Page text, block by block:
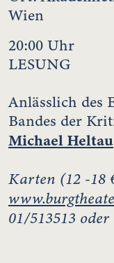
Wien
20:00 Uhr
LESUNG
Anlässlich des
Bandes der
Michael Heltau
Karten (12 -18
01/513513